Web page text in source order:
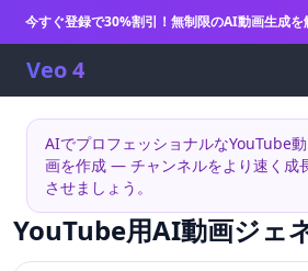
今すぐ登録で30%割引！無制限のAI動画生成を
Veo 4
AIでプロフェッショナルなYouTube動
画を作成 — チャンネルをより速く成
させましょう。
YouTube用AI動画ジェ